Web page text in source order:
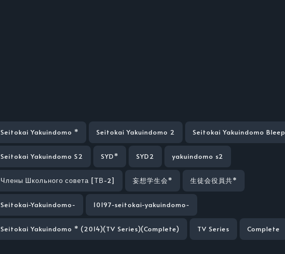
Seitokai Yakuindomo * Seitokai Yakuindomo 2 Seitokai Yakuindomo Bleep
Seitokai Yakuindomo S2 SYD* SYD2 yakuindomo s2
Члены Школьного совета [ТВ-2] 妄想学生会* 生徒会役員共*
Seitokai-Yakuindomo- 10197-seitokai-yakuindomo-
Seitokai Yakuindomo * (2014)(TV Series)(Complete) TV Series Complete